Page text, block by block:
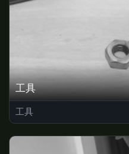
工具
工具